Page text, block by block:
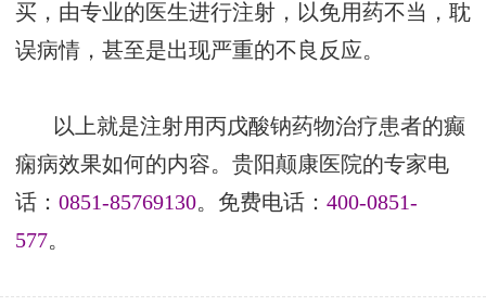
买，由专业的医生进行注射，以免用药不当，耽
误病情，甚至是出现严重的不良反应。
以上就是注射用丙戊酸钠药物治疗患者的癫
痫病效果如何的内容。贵阳颠康医院的专家电
话： 0851-85769130。免费电话： 400-0851-
577。